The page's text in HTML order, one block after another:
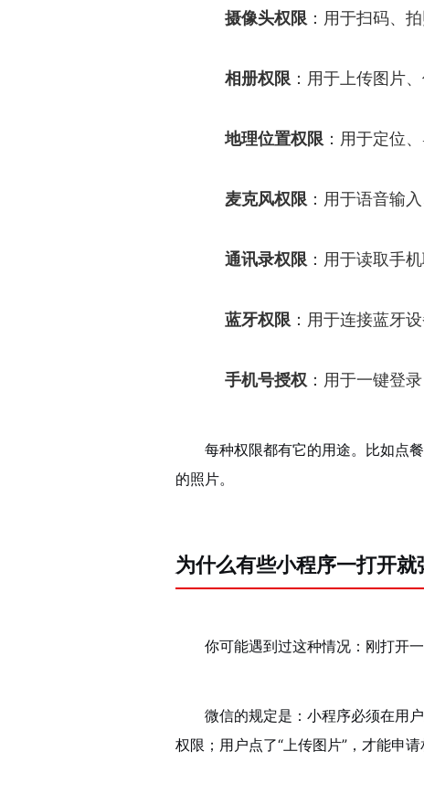
摄像头权限 ：用于扫码、
相册权限 ：用于上传图片
地理位置权限 ：用于定位
麦克风权限 ：用于语音输
通讯录权限 ：用于读取手
蓝牙权限 ：用于连接蓝牙
手机号授权 ：用于一键登
每种权限都有它的用途。比如点
的照片。
为什么有些小程序一打开就
你可能遇到过这种情况：刚打开
微信的规定是：小程序必须在用
权限；用户点了“上传图片”，才能申请